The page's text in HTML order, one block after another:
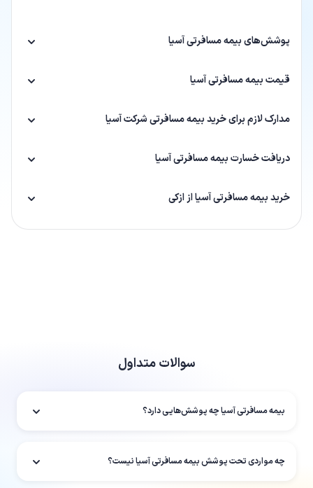
پوشش‌های بیمه مسافرتی آسیا
قیمت بیمه مسافرتی آسیا
مدارک لازم برای خرید بیمه مسافرتی شرکت آسیا
دریافت خسارت بیمه مسافرتی آسیا
خرید بیمه مسافرتی آسیا از ازکی
سوالات متداول
بیمه مسافرتی آسیا چه پوشش‌هایی دارد؟
چه مواردی تحت پوشش بیمه مسافرتی آسیا نیست؟